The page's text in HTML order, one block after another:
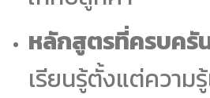
หลักสูตรที่ครบครั
เรียนรู้ตั้งแต่ความ